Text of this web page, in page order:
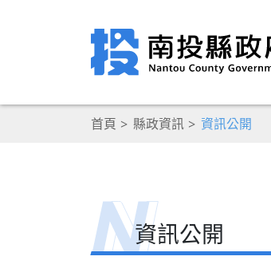
首頁 縣政資訊 資訊公開
資訊公開